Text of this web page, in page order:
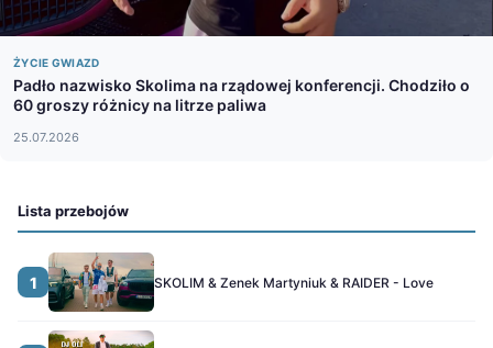
ŻYCIE GWIAZD
Padło nazwisko Skolima na rządowej konferencji. Chodziło o
60 groszy różnicy na litrze paliwa
25.07.2026
Lista przebojów
1 SKOLIM & Zenek Martyniuk & RAIDER - Love